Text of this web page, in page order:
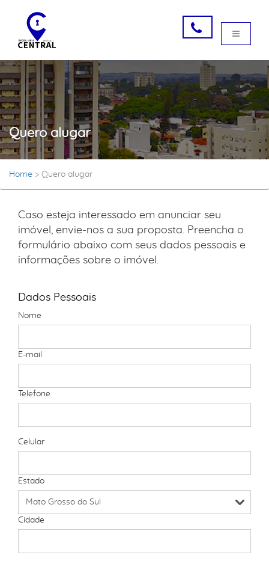
Quero alugar
Home > Quero alugar
Caso esteja interessado em anunciar seu
imóvel, envie-nos a sua proposta. Preencha o
formulário abaixo com seus dados pessoais e
informações sobre o imóvel.
Dados Pessoais
Nome
E-mail
Telefone
Celular
Estado
Cidade